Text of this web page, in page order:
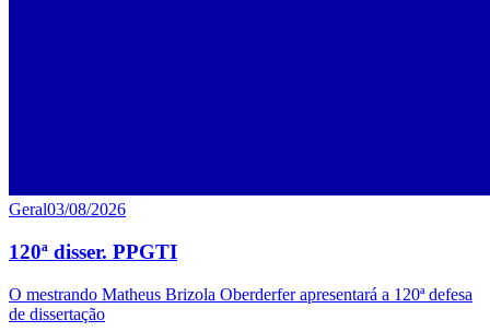
Geral03/08/2026
120ª disser. PPGTI
O mestrando Matheus Brizola Oberderfer apresentará a 120ª defesa
de dissertação